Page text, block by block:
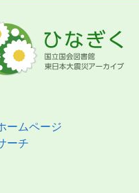
ームページ
ーチ